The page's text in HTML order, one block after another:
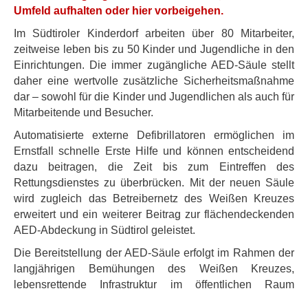
Umfeld aufhalten oder hier vorbeigehen.
Im Südtiroler Kinderdorf arbeiten über 80 Mitarbeiter,
zeitweise leben bis zu 50 Kinder und Jugendliche in den
Einrichtungen. Die immer zugängliche AED-Säule stellt
daher eine wertvolle zusätzliche Sicherheitsmaßnahme
dar – sowohl für die Kinder und Jugendlichen als auch für
Mitarbeitende und Besucher.
Automatisierte externe Defibrillatoren ermöglichen im
Ernstfall schnelle Erste Hilfe und können entscheidend
dazu beitragen, die Zeit bis zum Eintreffen des
Rettungsdienstes zu überbrücken. Mit der neuen Säule
wird zugleich das Betreibernetz des Weißen Kreuzes
erweitert und ein weiterer Beitrag zur flächendeckenden
AED-Abdeckung in Südtirol geleistet.
Die Bereitstellung der AED-Säule erfolgt im Rahmen der
langjährigen Bemühungen des Weißen Kreuzes,
lebensrettende Infrastruktur im öffentlichen Raum